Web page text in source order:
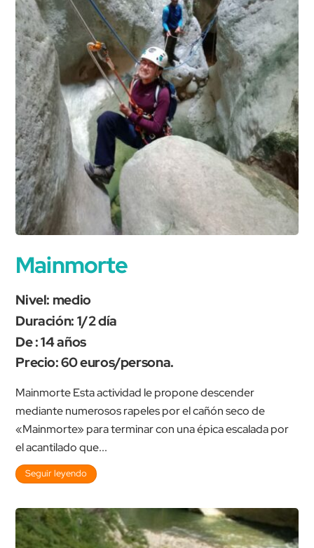
Mainmorte
Nivel: medio
Duración: 1/2 día
De : 14 años
Precio: 60 euros/persona.
Mainmorte Esta actividad le propone descender
mediante numerosos rapeles por el cañón seco de
«Mainmorte» para terminar con una épica escalada por
el acantilado que...
Seguir leyendo